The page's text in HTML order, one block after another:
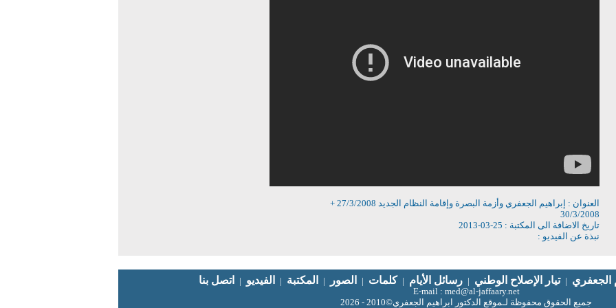
العنوان : إبراهيم الجعفري وأزمة البصرة وإقامة النظام الجديد 27/3/2008 +
30/3/2008
تاريخ الاضافة الى المكتبة : 25-03-2013
نبذة عن الفيديو :
الجعفري تيار الإصلاح الوطني رسائل الأيام كلمات الصور المكتبة الفيديو
E-mail : med@al-jaffaary.net
جميع الحقوق محفوظة لـموقع الدكتور ابراهيم الجعفري©2010 - 2026